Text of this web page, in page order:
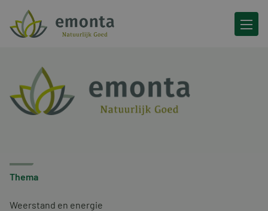
Ga naar de inhoud
Thema
Weerstand en energie